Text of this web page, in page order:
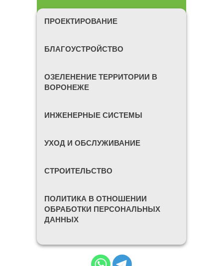
ПРОЕКТИРОВАНИЕ
БЛАГОУСТРОЙСТВО
ОЗЕЛЕНЕНИЕ ТЕРРИТОРИИ В
ВОРОНЕЖЕ
ИНЖЕНЕРНЫЕ СИСТЕМЫ
УХОД И ОБСЛУЖИВАНИЕ
СТРОИТЕЛЬСТВО
ПОЛИТИКА В ОТНОШЕНИИ
ОБРАБОТКИ ПЕРСОНАЛЬНЫХ
ДАННЫХ